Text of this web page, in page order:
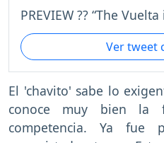
PREVIEW ?? “The Vuelta
Ver tweet
El 'chavito' sabe lo
conoce muy bien la
competencia. Ya